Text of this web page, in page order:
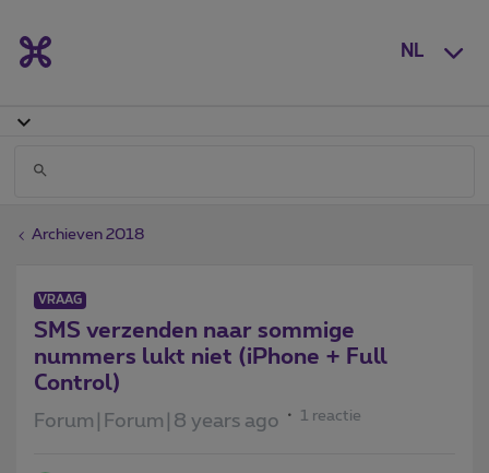
NL
Archieven 2018
VRAAG
SMS verzenden naar sommige
nummers lukt niet (iPhone + Full
Control)
Forum|Forum|8 years ago 1 reactie